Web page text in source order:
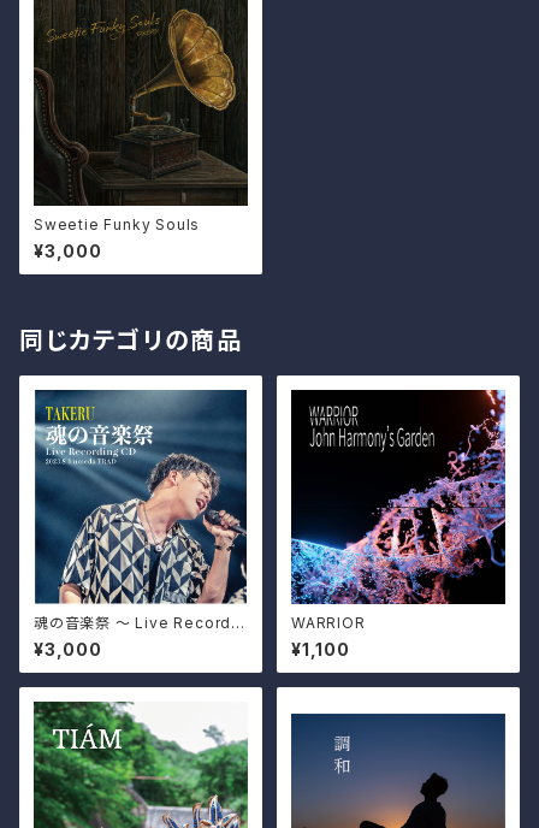
Sweetie Funky Souls
¥3,000
同じカテゴリの商品
魂の音楽祭 〜 Live Recordin
g 〜
¥3,000
WARRIOR
¥1,100